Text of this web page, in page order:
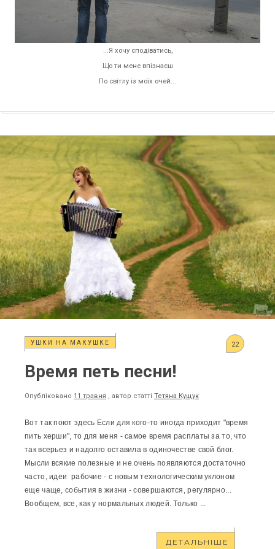
...Я хочу сподіватись,
Що ти мене впізнаєш
По світлу із моїх очей...
УШКИ НА МАКУШКЕ 22
Время петь песни!
Опубліковано 11 травня , автор статті Тетяна Кущук
Вот так поют здесь Если для кого-то иногда приходит "время
пить херши", то для меня - самое время расплаты за то, что
так всерьез и надолго оставила в одиночестве свой блог.
Мысли всякие полезные и не очень появляются достаточно
часто, идеи рабочие - с новым технологическим уклоном
еще чаще, события в жизни - совершаются, регулярно...
Вообщем, все, как у нормальных людей. Только ...
ДЕТАЛЬНІШЕ